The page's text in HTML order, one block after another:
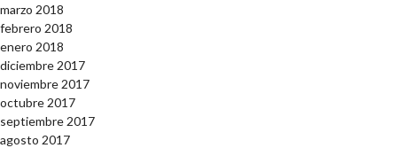
marzo 2018
febrero 2018
enero 2018
diciembre 2017
noviembre 2017
octubre 2017
septiembre 2017
agosto 2017